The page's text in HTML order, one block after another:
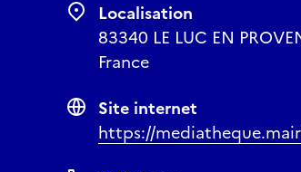
Localisation
83340 LE LUC EN
France
Site internet
https://